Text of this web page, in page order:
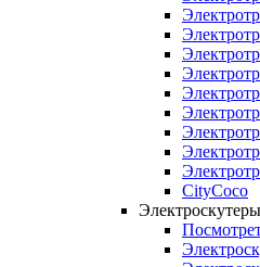
CityCoco
Электроскутеры